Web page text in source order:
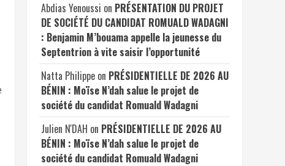
Abdias Yenoussi on PRÉSENTATION DU PROJET
DE SOCIÉTÉ DU CANDIDAT ROMUALD WADAGNI
: Benjamin M’bouama appelle la jeunesse du
Septentrion à vite saisir l’opportunité
Natta Philippeon PRÉSIDENTIELLE DE 2026 AU
BÉNIN : Moïse N’dah salue le projet de
société du candidat Romuald Wadagni
Julien N'DAH on PRÉSIDENTIELLE DE 2026 AU
BÉNIN : Moïse N’dah salue le projet de
société du candidat Romuald Wadagni